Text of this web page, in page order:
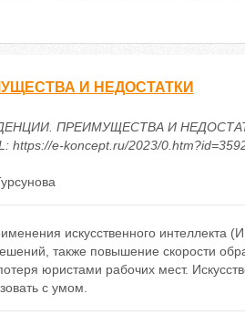
И НЕДОСТАТКИ
ПРЕИМУЩЕСТВА И
e-koncept.ru/2023/
искусственного интеллекта
также повышение скорости
юристами рабочих мест.
с умом.